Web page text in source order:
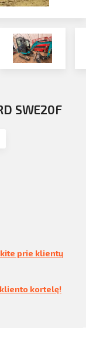
SWE20F
prie klientų
kortelę!